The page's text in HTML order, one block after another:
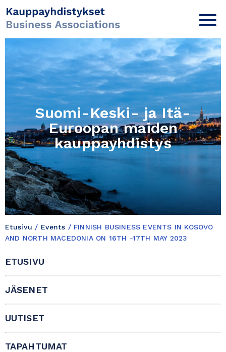
Suomi-Keski- ja Itä-
Euroopan maiden
kauppayhdistys
Etusivu / Events / FINNISH BUSINESS EVENTS IN KOSOVO
AND NORTH MACEDONIA ON 16TH -17TH MAY 2023
ETUSIVU
JÄSENET
UUTISET
TAPAHTUMAT